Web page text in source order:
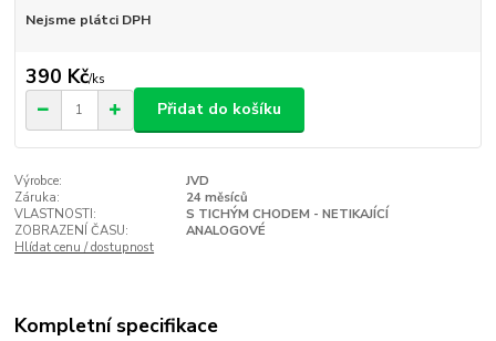
Nejsme plátci DPH
390 Kč/ks
Přidat do košíku
Výrobce:
JVD
Záruka:
24 měsíců
VLASTNOSTI:
S TICHÝM CHODEM - NETIKAJÍCÍ
ZOBRAZENÍ ČASU:
ANALOGOVÉ
Hlídat cenu / dostupnost
Kompletní specifikace